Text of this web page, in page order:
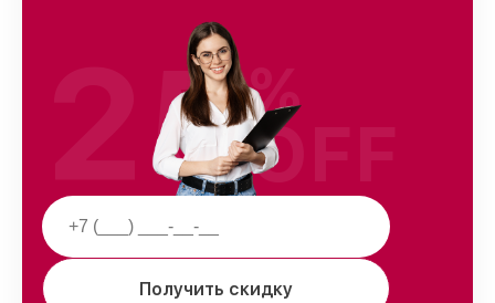
Получить скидку
25%
OFF